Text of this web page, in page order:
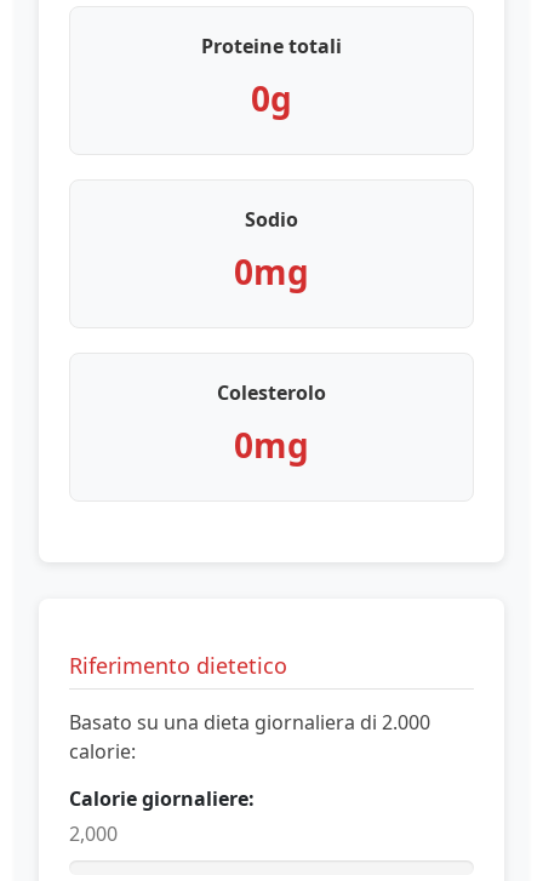
Proteine totali
0g
Sodio
0mg
Colesterolo
0mg
Riferimento dietetico
Basato su una dieta giornaliera di 2.000
calorie:
Calorie giornaliere:
2,000